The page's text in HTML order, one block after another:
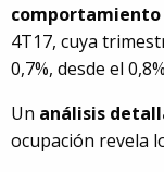
comportamiento
4T17, cuya
0,7%, desde el
Un análisis
ocupación revela